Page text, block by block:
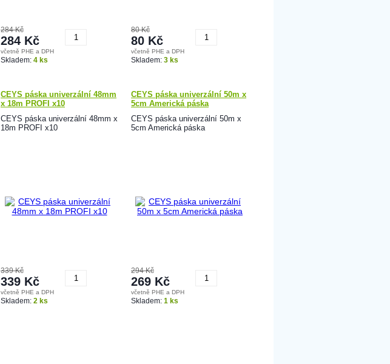
284 Kč
284 Kč
včetně PHE a DPH
Skladem: 4 ks
80 Kč
80 Kč
včetně PHE a DPH
Skladem: 3 ks
CEYS páska univerzální 48mm
x 18m PROFI x10
CEYS páska univerzální 48mm x
18m PROFI x10
339 Kč
339 Kč
včetně PHE a DPH
Skladem: 2 ks
CEYS páska univerzální 50m x
5cm Americká páska
CEYS páska univerzální 50m x
5cm Americká páska
294 Kč
269 Kč
včetně PHE a DPH
Skladem: 1 ks